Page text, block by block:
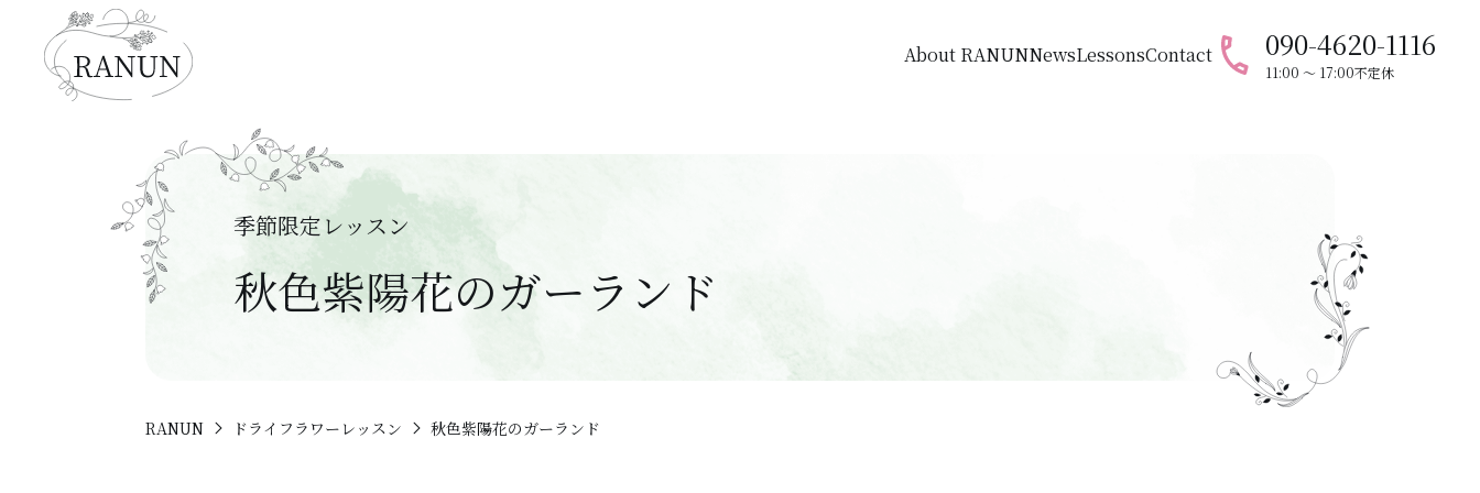
About RANUNNewsLessonsContact 090-4620-1116
11:00 〜 17:00不定休
秋色紫陽花のガーランド
季節限定レッスン
RANUN ドライフラワーレッスン 秋色紫陽花のガーランド